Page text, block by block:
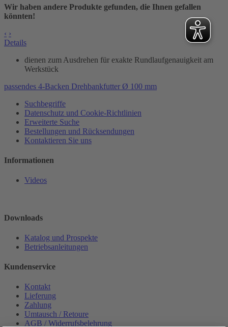
Wir haben andere Produkte gefunden, die Ihnen gefallen
könnten!
‹ ›
Details
dienen zum Ausdrehen für exakte Rundlaufgenauigkeit am
Werkstück
passendes 4-Backen Drehbankfutter Ø 100 mm
Suchbegriffe
Datenschutz und Cookie-Richtlinien
Erweiterte Suche
Bestellungen und Rücksendungen
Kontaktieren Sie uns
Informationen
Videos
Downloads
Katalog und Prospekte
Betriebsanleitungen
Kundenservice
Kontakt
Lieferung
Zahlung
Umtausch / Retoure
AGB / Widerrufsbelehrung